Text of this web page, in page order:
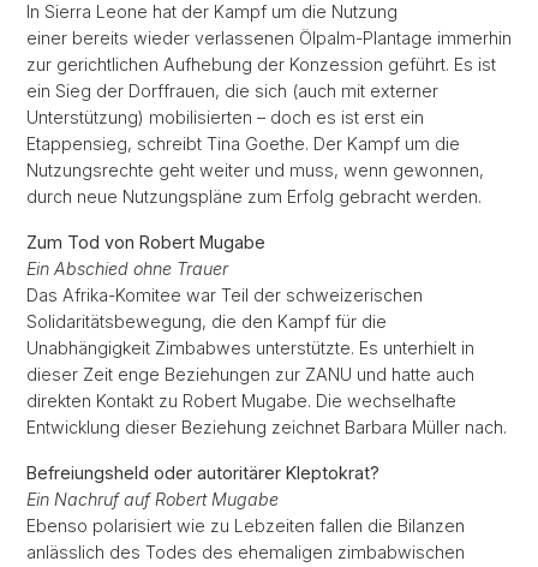
In Sierra Leone hat der Kampf um die Nutzung
einer bereits wieder verlassenen Ölpalm-Plantage immerhin
zur gerichtlichen Aufhebung der Konzession geführt. Es ist
ein Sieg der Dorffrauen, die sich (auch mit externer
Unterstützung) mobilisierten – doch es ist erst ein
Etappensieg, schreibt Tina Goethe. Der Kampf um die
Nutzungsrechte geht weiter und muss, wenn gewonnen,
durch neue Nutzungspläne zum Erfolg gebracht werden.
Zum Tod von Robert Mugabe
Ein Abschied ohne Trauer
Das Afrika-Komitee war Teil der schweizerischen
Solidaritätsbewegung, die den Kampf für die
Unabhängigkeit Zimbabwes unterstützte. Es unterhielt in
dieser Zeit enge Beziehungen zur ZANU und hatte auch
direkten Kontakt zu Robert Mugabe. Die wechselhafte
Entwicklung dieser Beziehung zeichnet Barbara Müller nach.
Befreiungsheld oder autoritärer Kleptokrat?
Ein Nachruf auf Robert Mugabe
Ebenso polarisiert wie zu Lebzeiten fallen die Bilanzen
anlässlich des Todes des ehemaligen zimbabwischen